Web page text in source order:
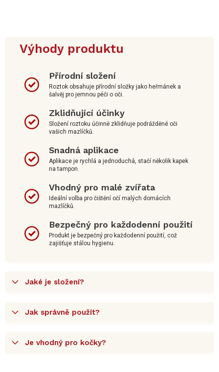
Výhody produktu
Přírodní složení
Roztok obsahuje přírodní složky jako heřmánek a
šalvěj pro jemnou péči o oči.
Zklidňující účinky
Složení roztoku účinně zklidňuje podrážděné oči
vašich mazlíčků.
Snadná aplikace
Aplikace je rychlá a jednoduchá, stačí několik kapek
na tampon.
Vhodný pro malé zvířata
Ideální volba pro čištění očí malých domácích
mazlíčků.
Bezpečný pro každodenní použití
Produkt je bezpečný pro každodenní použití, což
zajišťuje stálou hygienu.
Jaké je složení?
Jak správně použít?
Je vhodný pro kočky?